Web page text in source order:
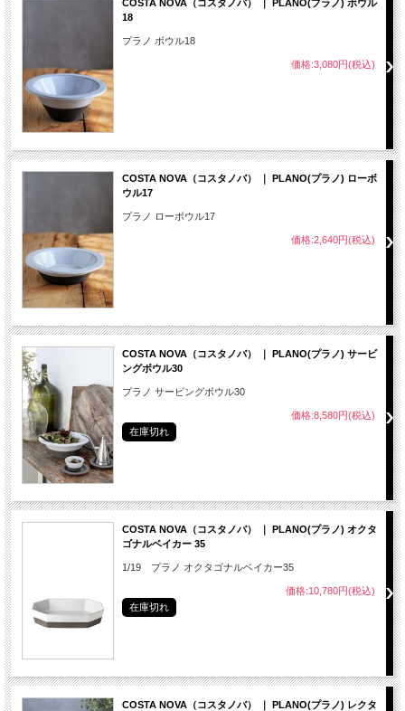
COSTA NOVA（コスタノバ） ｜ PLANO(プラノ) ボウル
18
プラノ ボウル18
価格:3,080円(税込)
COSTA NOVA（コスタノバ） ｜ PLANO(プラノ) ローボ
ウル17
プラノ ローボウル17
価格:2,640円(税込)
COSTA NOVA（コスタノバ） ｜ PLANO(プラノ) サービ
ングボウル30
プラノ サービングボウル30
価格:8,580円(税込)
在庫切れ
COSTA NOVA（コスタノバ） ｜ PLANO(プラノ) オクタ
ゴナルベイカー 35
1/19 プラノ オクタゴナルベイカー35
価格:10,780円(税込)
在庫切れ
COSTA NOVA（コスタノバ） ｜ PLANO(プラノ) レクタ